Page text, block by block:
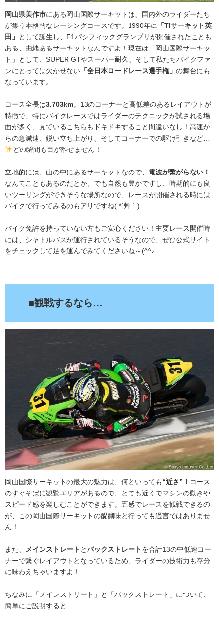
岡山県美作市にある岡山国際サーキットは、国内外のライダーたち
が集う本格的なレーシングコースです。1990年に
「TIサーキット英
田」 として誕生し、F1パシフィックグランプリが開催されたことも
ある、由緒あるサーキットなんですよ！現在は「岡山国際サーキッ
ト」として、SUPER GTやスーパー耐久、そして私たちバイクファ
ンにとっては欠かせない 「全日本ロードレース選手権」 の舞台にも
なっています。
コース全長は3.703km。13のコーナーと高低差のあるレイアウトが
特徴で、特にバイクレースではライダーのテクニックが試される場
面が多く、見ているこちらもドキドキすること間違いなし！高速か
らの急減速、鋭い立ち上がり、そしてコーナーでの駆け引きなど…
どの瞬間も目が離せません！
立地的には、山の中にあるサーキットなので、 電波が繋がらない！
なんてこともあるのだとか。でも自然も豊かですし、時期的にも良
いツーリングができそうな場所なので、レースが開催される時には
バイクで行ってみるのもアリですね( *´艸｀)
バイク免許を持っていない方もご安心ください！主要レース開催時
には、シャトルバスが運行されているそうなので、ぜひ公式サイト
をチェックして足を運んでみてくださいね～(^^♪
■観戦するなら…
岡山国際サーキットの最大の魅力は、何といっても“近さ”！ コース
のすぐそばに観覧エリアがあるので、とても近くでマシンの動きや
スピード感を楽しむことができます。五感でレースを観戦できるの
が、この岡山国際サーキットの醍醐味と行っても過言ではありませ
ん！！
また、 メインストレート とバックストレートを合計13の中低速コー
ナーで繋ぐレイアウトとなっているため、ライダーの技術力も存分
に味わえちゃいますよ！
ちなみに「メインストリート」と「バックストレート」について、
簡単にご説明すると…